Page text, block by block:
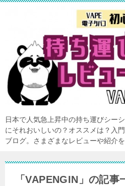
日本で人気急上昇中の持ち運びシー
にそれおいしいの？オススメは？入
ブログ。さまざまなレビューや紹介を
「VAPENGIN」の記事